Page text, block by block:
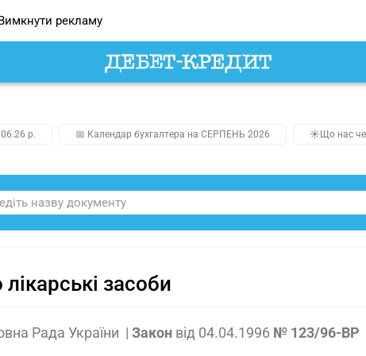
рекламу
р. 📅 Календар бухгалтера на СЕРПЕНЬ 2026 ☀️Що нас
засоби
Рада України | Закон від 04.04.1996 № 123/96-ВР